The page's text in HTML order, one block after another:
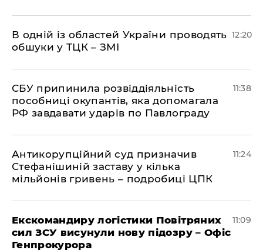
В одній із областей України проводять
обшуки у ТЦК – ЗМІ
12:20
СБУ припинила розвіддіяльність
пособниці окупантів, яка допомагала
РФ завдавати ударів по Павлограду
11:38
Антикорупційний суд призначив
Стефанішиній заставу у кілька
мільйонів гривень – подробиці ЦПК
11:24
Екскомандиру логістики Повітряних
сил ЗСУ висунули нову підозру – Офіс
Генпрокурора
11:09